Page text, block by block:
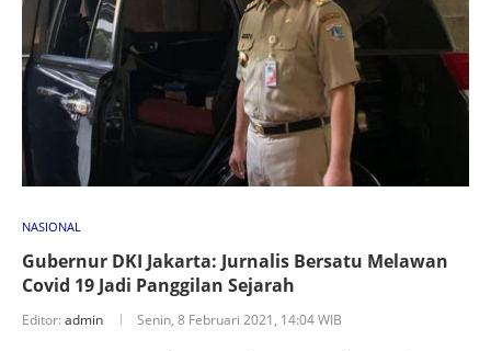
NASIONAL
Gubernur DKI Jakarta: Jurnalis Bersatu Melawan
Covid 19 Jadi Panggilan Sejarah
Editor: admin Senin, 8 Februari 2021, 14:04 WIB